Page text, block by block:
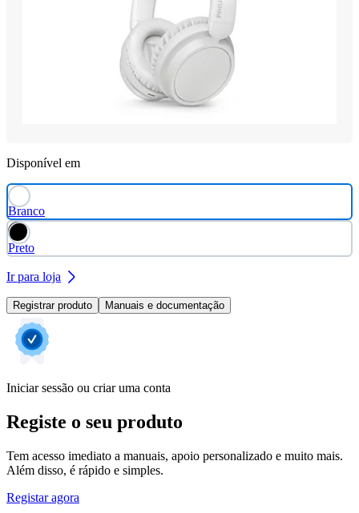
Disponível em
Branco
Preto
Ir para loja
Registrar produto Manuais e documentação
Iniciar sessão ou criar uma conta
Registe o seu produto
Tem acesso imediato a manuais, apoio personalizado e muito mais.
Além disso, é rápido e simples.
Registar agora